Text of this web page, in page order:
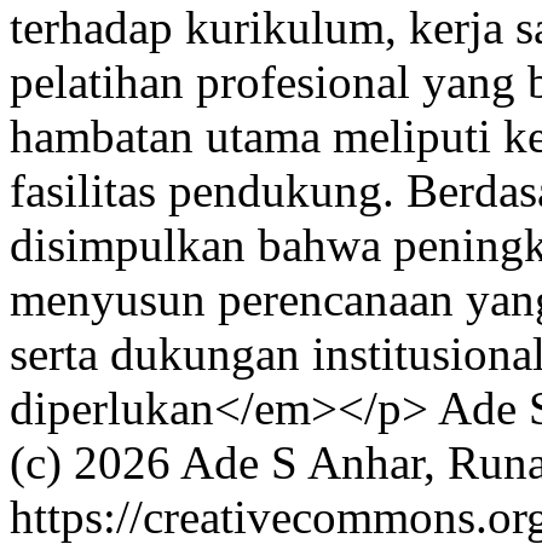
terhadap kurikulum, kerja
pelatihan profesional yang
hambatan utama meliputi
fasilitas pendukung.
disimpulkan bahwa
menyusun perencanaan
serta dukungan
diperlukan</em></p> Ade
(c) 2026 Ade S Anhar,
https://